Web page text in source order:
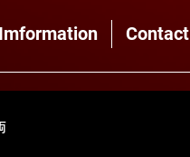
Imformation Contact